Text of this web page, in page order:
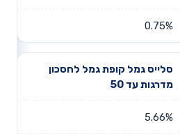
0.75%
סלייס גמל קופת גמל לחסכון
מדרגות עד 50
5.66%